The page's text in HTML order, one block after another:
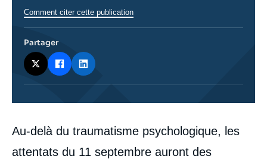
Corps
analyses
Au-delà du traumatisme psychologique, les
attentats du 11 septembre auront des
Comment citer cette publication
Partager